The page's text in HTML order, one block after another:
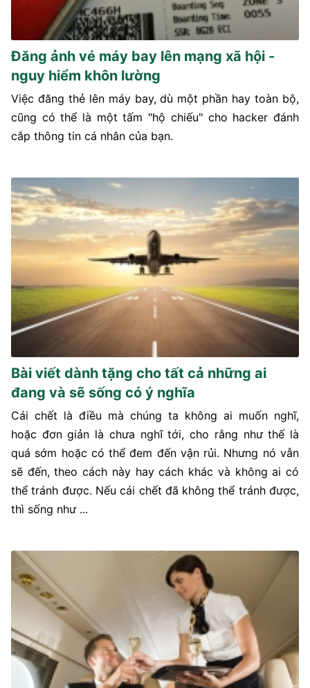
Đăng ảnh vé máy bay lên mạng xã hội -
nguy hiểm khôn lường
Việc đăng thẻ lên máy bay, dù một phần hay toàn bộ,
cũng có thể là một tấm "hộ chiếu" cho hacker đánh
cắp thông tin cá nhân của bạn.
Bài viết dành tặng cho tất cả những ai
đang và sẽ sống có ý nghĩa
Cái chết là điều mà chúng ta không ai muốn nghĩ,
hoặc đơn giản là chưa nghĩ tới, cho rằng như thế là
quá sớm hoặc có thể đem đến vận rủi. Nhưng nó vẫn
sẽ đến, theo cách này hay cách khác và không ai có
thể tránh được. Nếu cái chết đã không thể tránh được,
thì sống như ...